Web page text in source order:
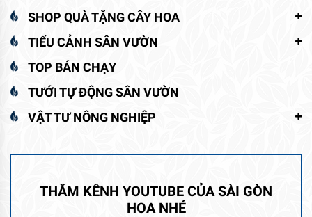
SHOP QUÀ TẶNG CÂY HOA
TIỂU CẢNH SÂN VƯỜN
TOP BÁN CHẠY
TƯỚI TỰ ĐỘNG SÂN VƯỜN
VẬT TƯ NÔNG NGHIỆP
THĂM KÊNH YOUTUBE CỦA SÀI GÒN
HOA NHÉ